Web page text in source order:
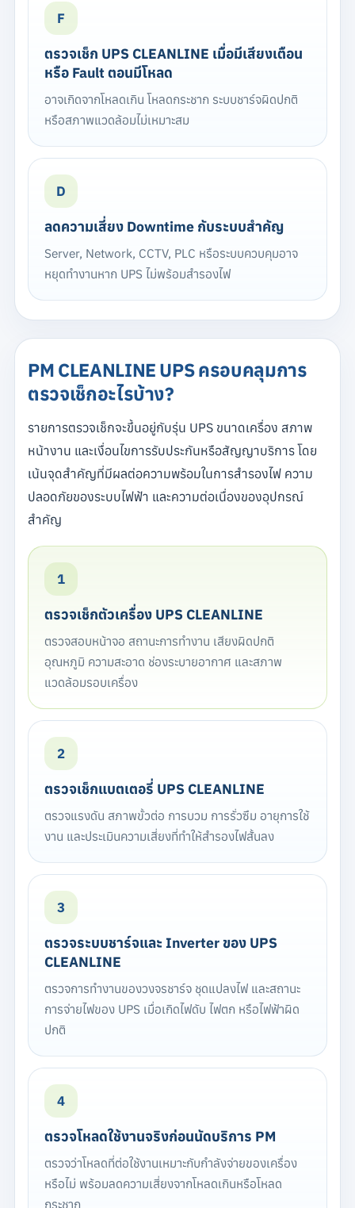
F
ตรวจเช็ก UPS CLEANLINE เมื่อมีเสียงเตือน
หรือ Fault ตอนมีโหลด
อาจเกิดจากโหลดเกิน โหลดกระชาก ระบบชาร์จผิดปกติ
หรือสภาพแวดล้อมไม่เหมาะสม
D
ลดความเสี่ยง Downtime กับระบบสำคัญ
Server, Network, CCTV, PLC หรือระบบควบคุมอาจ
หยุดทำงานหาก UPS ไม่พร้อมสำรองไฟ
PM CLEANLINE UPS ครอบคลุมการ
ตรวจเช็กอะไรบ้าง?
รายการตรวจเช็กจะขึ้นอยู่กับรุ่น UPS ขนาดเครื่อง สภาพ
หน้างาน และเงื่อนไขการรับประกันหรือสัญญาบริการ โดย
เน้นจุดสำคัญที่มีผลต่อความพร้อมในการสำรองไฟ ความ
ปลอดภัยของระบบไฟฟ้า และความต่อเนื่องของอุปกรณ์
สำคัญ
1
ตรวจเช็กตัวเครื่อง UPS CLEANLINE
ตรวจสอบหน้าจอ สถานะการทำงาน เสียงผิดปกติ
อุณหภูมิ ความสะอาด ช่องระบายอากาศ และสภาพ
แวดล้อมรอบเครื่อง
2
ตรวจเช็กแบตเตอรี่ UPS CLEANLINE
ตรวจแรงดัน สภาพขั้วต่อ การบวม การรั่วซึม อายุการใช้
งาน และประเมินความเสี่ยงที่ทำให้สำรองไฟสั้นลง
3
ตรวจระบบชาร์จและ Inverter ของ UPS
CLEANLINE
ตรวจการทำงานของวงจรชาร์จ ชุดแปลงไฟ และสถานะ
การจ่ายไฟของ UPS เมื่อเกิดไฟดับ ไฟตก หรือไฟฟ้าผิด
ปกติ
4
ตรวจโหลดใช้งานจริงก่อนนัดบริการ PM
ตรวจว่าโหลดที่ต่อใช้งานเหมาะกับกำลังจ่ายของเครื่อง
หรือไม่ พร้อมลดความเสี่ยงจากโหลดเกินหรือโหลด
กระชาก